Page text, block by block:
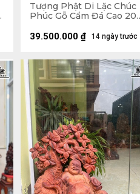
Tượng Phật Di Lặc Chúc
Phúc Gỗ Cẩm Đá Cao
14 ngày trước
39.500.000 ₫